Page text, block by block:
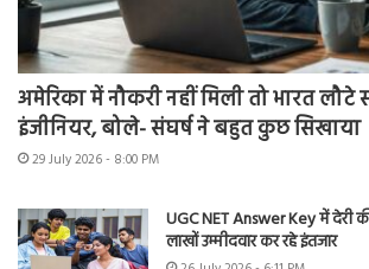
अमेरिका में नौकरी नहीं मिली तो भारत लौटे
इंजीनियर, बोले- संघर्ष ने बहुत कुछ सिखाया
29 July 2026 - 8:00 PM
UGC NET Answer Key में देरी
लाखों उम्मीदवार कर रहे इंतजार